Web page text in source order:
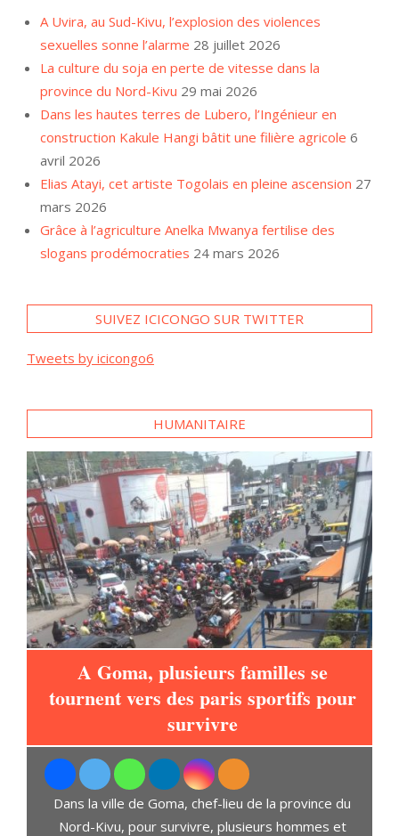
A Uvira, au Sud-Kivu, l’explosion des violences
sexuelles sonne l’alarme 28 juillet 2026
La culture du soja en perte de vitesse dans la
province du Nord-Kivu 29 mai 2026
Dans les hautes terres de Lubero, l’Ingénieur en
construction Kakule Hangi bâtit une filière agricole 6
avril 2026
Elias Atayi, cet artiste Togolais en pleine ascension 27
mars 2026
Grâce à l’agriculture Anelka Mwanya fertilise des
slogans prodémocraties 24 mars 2026
SUIVEZ ICICONGO SUR TWITTER
Tweets by icicongo6
HUMANITAIRE
A Goma, plusieurs familles se
tournent vers des paris sportifs pour
survivre
Dans la ville de Goma, chef-lieu de la province du
Nord-Kivu, pour survivre, plusieurs hommes et